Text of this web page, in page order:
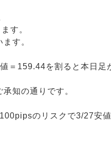
す。
す。
＝159.44を割ると本日足
知の通りです。
のリスクで3/27安